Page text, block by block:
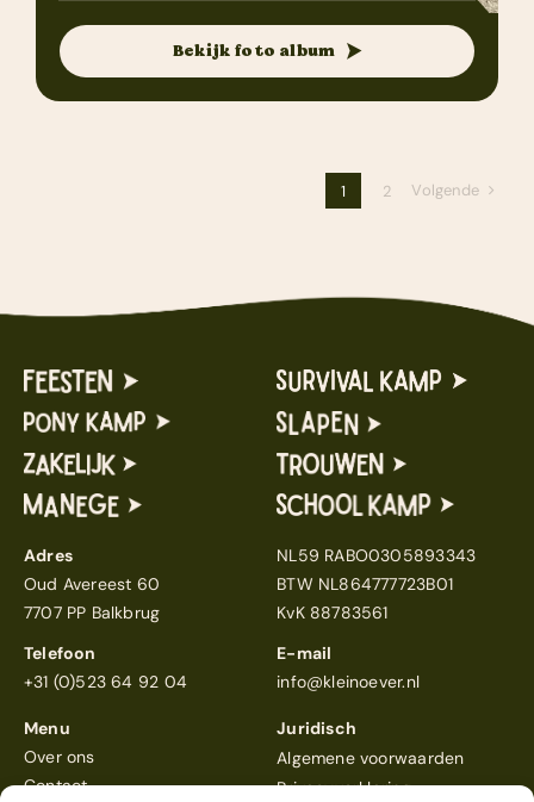
Bekijk foto album
1 2 Volgende
Adres
Oud Avereest 60
7707 PP Balkbrug
NL59 RABO0305893343
BTW NL864777723B01
KvK 88783561
Telefoon
+31 (0)523 64 92 04
E-mail
info@kleinoever.nl
Menu
Over ons
Contact
Juridisch
Algemene voorwaarden
Privacyverklaring